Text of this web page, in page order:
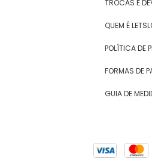
TROCAS E
QUEM É
POLÍTICA DE
FORMAS DE
GUIA DE